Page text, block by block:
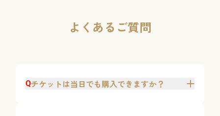
よくあるご質問
Qチケットは当日でも購入できますか？